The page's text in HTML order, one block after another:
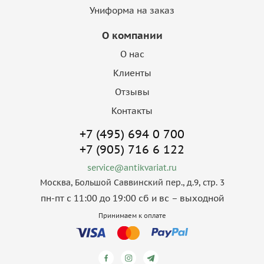
Униформа на заказ
О компании
О нас
Клиенты
Отзывы
Контакты
+7 (495) 694 0 700
+7 (905) 716 6 122
service@antikvariat.ru
Москва, Большой Саввинский пер., д.9, стр. 3
пн-пт с 11:00 до 19:00 сб и вс – выходной
Принимаем к оплате